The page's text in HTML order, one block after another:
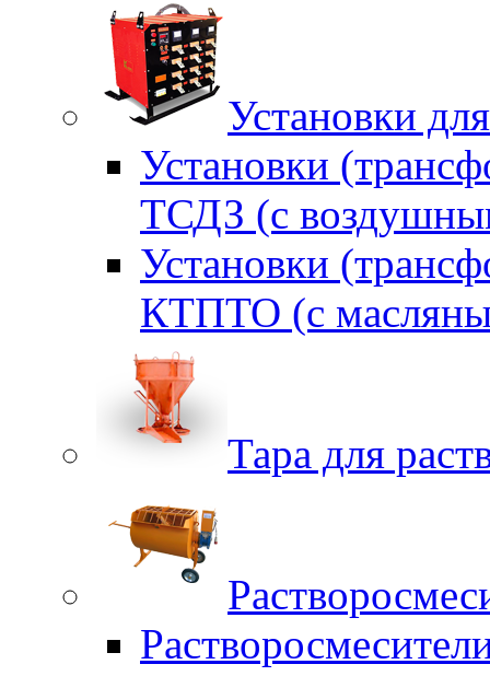
Установки
Установки
ТСДЗ (c
Установки
КТПТО (c
Тара для